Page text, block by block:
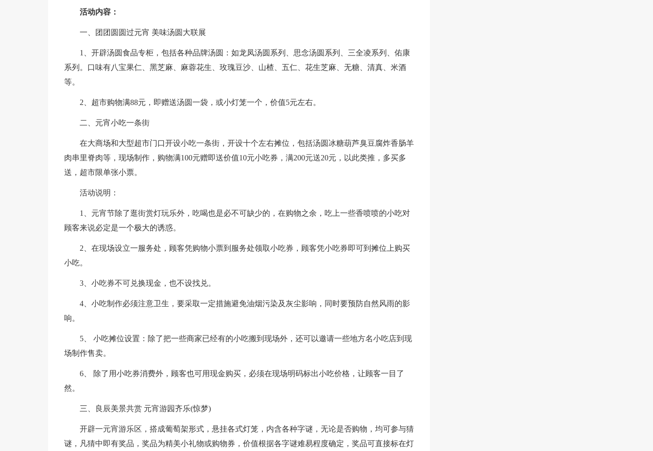
活动内容：
一、团团圆圆过元宵 美味汤圆大联展
1、开辟汤圆食品专柜，包括各种品牌汤圆：如龙凤汤圆系列、思念汤圆系列、三全凌系列、佑康
系列。口味有八宝果仁、黑芝麻、麻蓉花生、玫瑰豆沙、山楂、五仁、花生芝麻、无糖、清真、米酒
等。
2、超市购物满88元，即赠送汤圆一袋，或小灯笼一个，价值5元左右。
二、元宵小吃一条街
在大商场和大型超市门口开设小吃一条街，开设十个左右摊位，包括汤圆冰糖葫芦臭豆腐炸香肠羊
肉串里脊肉等，现场制作，购物满100元赠即送价值10元小吃券，满200元送20元，以此类推，多买多
送，超市限单张小票。
活动说明：
1、元宵节除了逛街赏灯玩乐外，吃喝也是必不可缺少的，在购物之余，吃上一些香喷喷的小吃对
顾客来说必定是一个极大的诱惑。
2、在现场设立一服务处，顾客凭购物小票到服务处领取小吃券，顾客凭小吃券即可到摊位上购买
小吃。
3、小吃券不可兑换现金，也不设找兑。
4、小吃制作必须注意卫生，要采取一定措施避免油烟污染及灰尘影响，同时要预防自然风雨的影
响。
5、 小吃摊位设置：除了把一些商家已经有的小吃搬到现场外，还可以邀请一些地方名小吃店到现
场制作售卖。
6、 除了用小吃券消费外，顾客也可用现金购买，必须在现场明码标出小吃价格，让顾客一目了
然。
三、良辰美景共赏 元宵游园齐乐(惊梦)
开辟一元宵游乐区，搭成葡萄架形式，悬挂各式灯笼，内含各种字谜，无论是否购物，均可参与猜
谜，凡猜中即有奖品，奖品为精美小礼物或购物券，价值根据各字谜难易程度确定，奖品可直接标在灯